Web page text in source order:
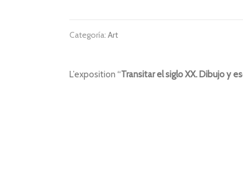
Categoría: Art
L’exposition “Transitar el siglo XX. Dibujo y